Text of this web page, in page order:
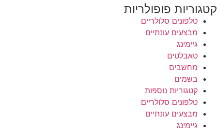
קטגוריות פופולריות
טלפונים סלולריים
מבצעים עונתיים
גיימינג
טאבלטים
מחשבים
בשמים
קטגוריות נוספות
טלפונים סלולריים
מבצעים עונתיים
גיימינג